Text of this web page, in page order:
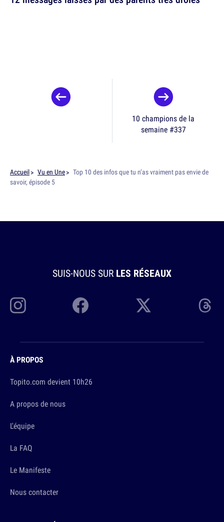
10 champions de la
semaine #337
Accueil Vu en Une
Top 10 des infos que tu n’as vraiment pas envie de
savoir, épisode 5
SUIS-NOUS SUR LES RÉSEAUX
À PROPOS
Topito.com devient 10h26
A propos de nous
L'équipe
La FAQ
Le Manifeste
Nous contacter